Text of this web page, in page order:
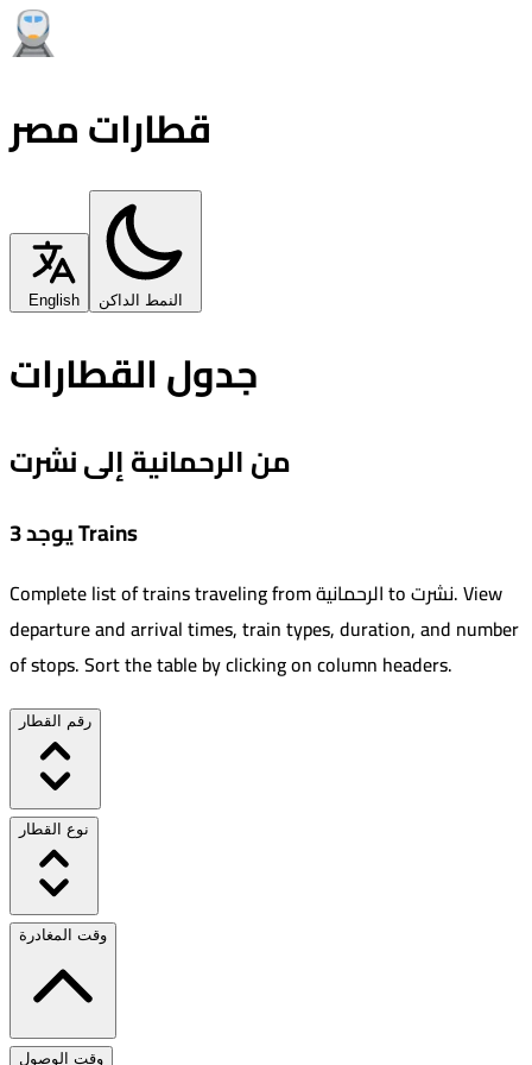
قطارات مصر
English النمط الداكن
جدول القطارات
من الرحمانية إلى نشرت
يوجد 3 Trains
Complete list of trains traveling fromالرحمانيةtoنشرت.View
departure and arrival times, train types, duration, and number
of stops. Sort the table by clicking on column headers.
رقم القطار
نوع القطار
وقت المغادرة
وقت الوصول